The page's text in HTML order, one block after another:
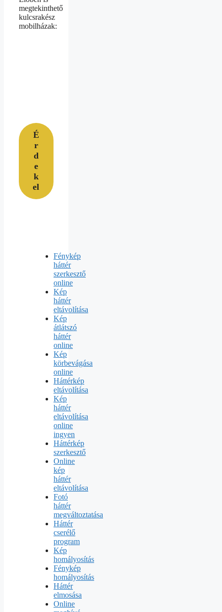
megtekinthető
kulcsrakész
mobilházak:
É
r
d
e
k
el
Fénykép
háttér
szerkesztő
online
Kép
háttér
eltávolítása
Kép
átlátszó
háttér
online
Kép
körbevágása
online
Háttérkép
eltávolítása
Kép
háttér
eltávolítása
online
ingyen
Háttérkép
szerkesztő
Online
kép
háttér
eltávolítása
Fotó
háttér
megváltoztatása
Háttér
cserélő
program
Kép
homályosítás
Fénykép
homályosítás
Háttér
elmosása
Online